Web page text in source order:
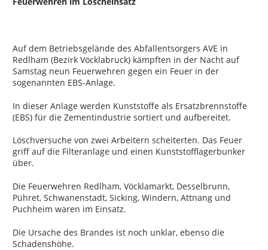
Auf dem Betriebsgelände des Abfallentsorgers AVE in
Redlham (Bezirk Vöcklabruck) kämpften in der Nacht auf
Samstag neun Feuerwehren gegen ein Feuer in der
sogenannten EBS-Anlage.
In dieser Anlage werden Kunststoffe als Ersatzbrennstoffe
(EBS) für die Zementindustrie sortiert und aufbereitet.
Löschversuche von zwei Arbeitern scheiterten. Das Feuer
griff auf die Filteranlage und einen Kunststofflagerbunker
über.
Die Feuerwehren Redlham, Vöcklamarkt, Desselbrunn,
Pühret, Schwanenstadt, Sicking, Windern, Attnang und
Puchheim waren im Einsatz.
Die Ursache des Brandes ist noch unklar, ebenso die
Schadenshöhe.